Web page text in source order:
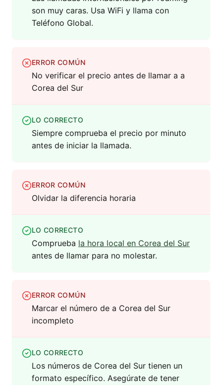
son muy caras. Usa WiFi y llama con
Teléfono Global.
ERROR COMÚN
No verificar el precio antes de llamar a a
Corea del Sur
LO CORRECTO
Siempre comprueba el precio por minuto
antes de iniciar la llamada.
ERROR COMÚN
Olvidar la diferencia horaria
LO CORRECTO
Comprueba la hora local en Corea del Sur
antes de llamar para no molestar.
ERROR COMÚN
Marcar el número de a Corea del Sur
incompleto
LO CORRECTO
Los números de Corea del Sur tienen un
formato específico. Asegúrate de tener